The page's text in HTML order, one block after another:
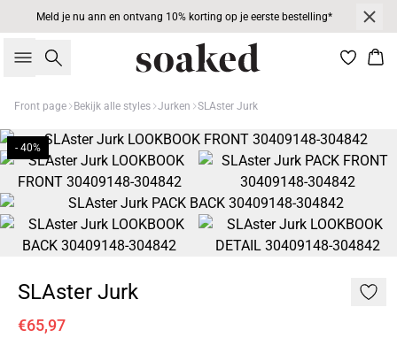
Meld je nu ann en ontvang 10% korting op je eerste bestelling*
Zoeken
Front page Bekijk alle styles Jurken SLAster Jurk
- 40%
SLAster Jurk
€65,97